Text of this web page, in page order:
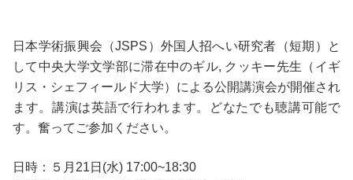
日本学術振興会（JSPS）外国人招へい研究者（短期）と
して中央大学文学部に滞在中のギル, クッキー先生（イギ
リス・シェフィールド大学）による公開講演会が開催され
ます。講演は英語で行われます。どなたでも聴講可能で
す。奮ってご参加ください。
日時：５月21日(水) 17:00~18:30